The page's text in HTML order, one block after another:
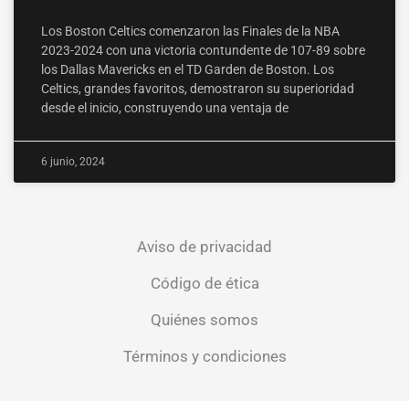
Los Boston Celtics comenzaron las Finales de la NBA
2023-2024 con una victoria contundente de 107-89 sobre
los Dallas Mavericks en el TD Garden de Boston. Los
Celtics, grandes favoritos, demostraron su superioridad
desde el inicio, construyendo una ventaja de
6 junio, 2024
Aviso de privacidad
Código de ética
Quiénes somos
Términos y condiciones